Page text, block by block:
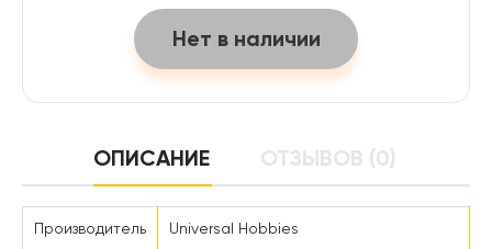
Нет в наличии
ОПИСАНИЕ ОТЗЫВОВ (0)
Производитель Universal Hobbies